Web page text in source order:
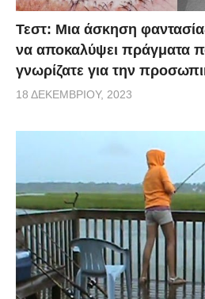
Τεστ: Μια άσκηση
να αποκαλύψει πράγματα
γνωρίζατε για την
18 ΔΕΚΕΜΒΡΊΟΥ, 2023